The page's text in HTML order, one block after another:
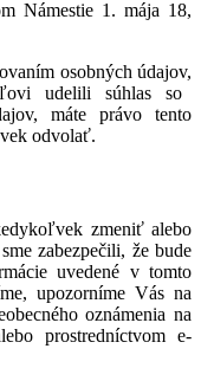
Námestie 1. mája 18,
osobných údajov,
udelili súhlas so
máte právo tento
odvolať.
zmeniť alebo
zabezpečili, že bude
uvedené v tomto
upozorníme Vás na
oznámenia na
prostredníctvom e-